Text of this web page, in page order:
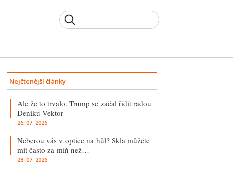
Nejčtenější články
Ale že to trvalo. Trump se začal řídit radou
Deníku Vektor
26. 07. 2026
Neberou vás v optice na hůl? Skla můžete
mít často za míň než…
28. 07. 2026